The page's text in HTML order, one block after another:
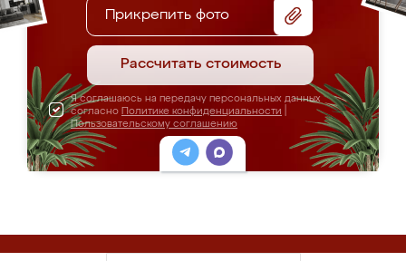
Прикрепить фото
Рассчитать стоимость
Я соглашаюсь на передачу персональных данных
согласно Политике конфиденциальности
Пользовательскому соглашению